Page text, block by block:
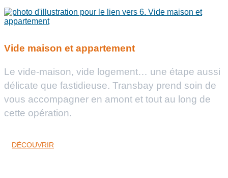
Vide maison et appartement
Le vide-maison, vide logement… une étape aussi
délicate que fastidieuse. Transbay prend soin de
vous accompagner en amont et tout au long de
cette opération.
DÉCOUVRIR